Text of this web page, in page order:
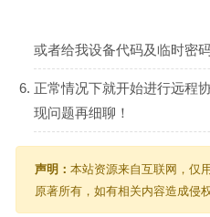
或者给我设备代码及临时密码
正常情况下就开始进行远程
现问题再细聊！
声明： 本站资源来自互联网，仅
原著所有，如有相关内容造成侵